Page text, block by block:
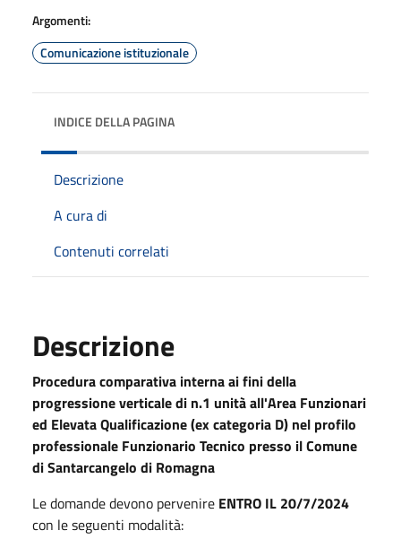
Argomenti:
Comunicazione istituzionale
INDICE DELLA PAGINA
Descrizione
A cura di
Contenuti correlati
Descrizione
Procedura comparativa interna ai fini della
progressione verticale di n.1 unità all'Area Funzionari
ed Elevata Qualificazione (ex categoria D) nel profilo
professionale Funzionario Tecnico presso il Comune
di Santarcangelo di Romagna
Le domande devono pervenire ENTRO IL 20/7/2024
con le seguenti modalità: